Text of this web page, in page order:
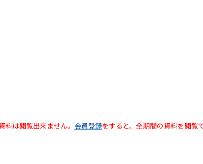
は閲覧出来ません。 会員登録をすると、全期間の資料を閲覧